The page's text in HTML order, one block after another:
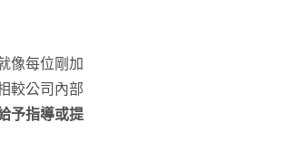
像每位剛加
較公司內部
予指導或提